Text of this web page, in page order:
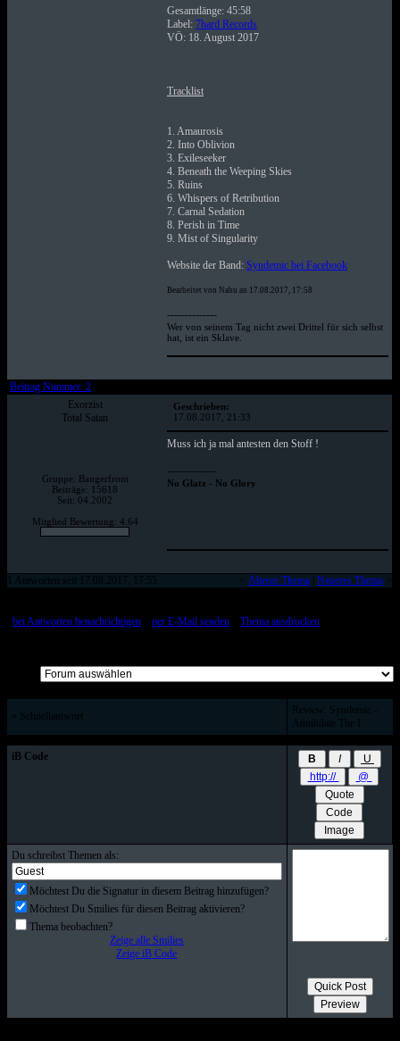
Gesamtlänge: 45:58
Label: 7hard Records
VÖ: 18. August 2017
Tracklist
1. Amaurosis
2. Into Oblivion
3. Exileseeker
4. Beneath the Weeping Skies
5. Ruins
6. Whispers of Retribution
7. Carnal Sedation
8. Perish in Time
9. Mist of Singularity
Website der Band: Syndemic bei Facebook
Bearbeitet von Nabu an 17.08.2017, 17:58
--------------
Wer von seinem Tag nicht zwei Drittel für sich selbst
hat, ist ein Sklave.
Beitrag Nummer: 2
Exorzist
Total Satan
Gruppe: Bangerfront
Beiträge: 15618
Seit: 04.2002
Mitglied Bewertung: 4.64
Geschrieben:
17.08.2017, 21:33
Muss ich ja mal antesten den Stoff !
--------------
No Glatz - No Glory
1 Antworten seit 17.08.2017, 17:55 Älteres Thema| Neueres Thema>
bei Antworten benachrichtigen:: per E-Mail senden:: Thema ausdrucken]
» Schnellantwort
Review: Syndemic -
Annihilate The I
iB Code
Du schreibst Themen als:
Möchtest Du die Signatur in diesem Beitrag hinzufügen?
Möchtest Du Smilies für diesen Beitrag aktivieren?
Thema beobachten?
Zeige alle Smilies
Zeige iB Code